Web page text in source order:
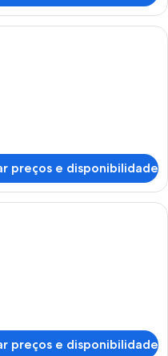
de hotel com cama,
preços e disponibilidade
de hotel com uma cama,
preços e disponibilidade